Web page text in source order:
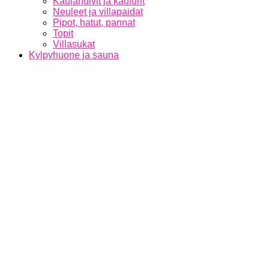
Neuleet ja villapaidat
Pipot, hatut, pannat
Topit
Villasukat
Kylpyhuone ja sauna